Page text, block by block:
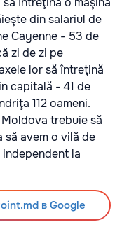
din salariul de
Cayenne - 53 de
zi de zi pe
lor să întreţină
capitală - 41 de
112 oameni.
trebuie să
să avem o vilă de
la
в Google